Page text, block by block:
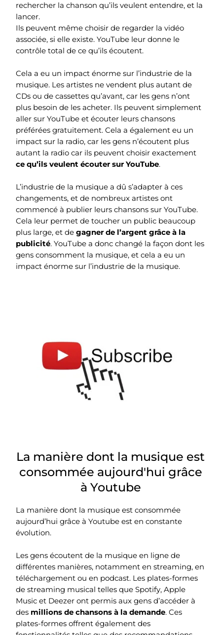
rechercher la chanson qu’ils veulent entendre, et la
lancer.
Ils peuvent même choisir de regarder la vidéo
associée, si elle existe. YouTube leur donne le
contrôle total de ce qu’ils écoutent.
Cela a eu un impact énorme sur l’industrie de la
musique. Les artistes ne vendent plus autant de
CDs ou de cassettes qu’avant, car les gens n’ont
plus besoin de les acheter. Ils peuvent simplement
aller sur YouTube et écouter leurs chansons
préférées gratuitement. Cela a également eu un
impact sur la radio, car les gens n’écoutent plus
autant la radio car ils peuvent choisir exactement
ce qu’ils veulent écouter sur YouTube.
L’industrie de la musique a dû s’adapter à ces
changements, et de nombreux artistes ont
commencé à publier leurs chansons sur YouTube.
Cela leur permet de toucher un public beaucoup
plus large, et degagner de l’argent grâce à la
publicité. YouTube a donc changé la façon dont les
gens consomment la musique, et cela a eu un
impact énorme sur l’industrie de la musique.
La manière dont la musique est
consommée aujourd'hui grâce
à Youtube
La manière dont la musique est consommée
aujourd’hui grâce à Youtube est en constante
évolution.
Les gens écoutent de la musique en ligne de
différentes manières, notamment en streaming, en
téléchargement ou en podcast. Les plates-formes
de streaming musical telles que Spotify, Apple
Music et Deezer ont permis aux gens d’accéder à
des millions de chansons à la demande. Ces
plates-formes offrent également des